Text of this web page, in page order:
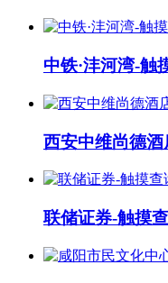
中铁·沣河湾-触
西安中维尚德
联储证券-触摸